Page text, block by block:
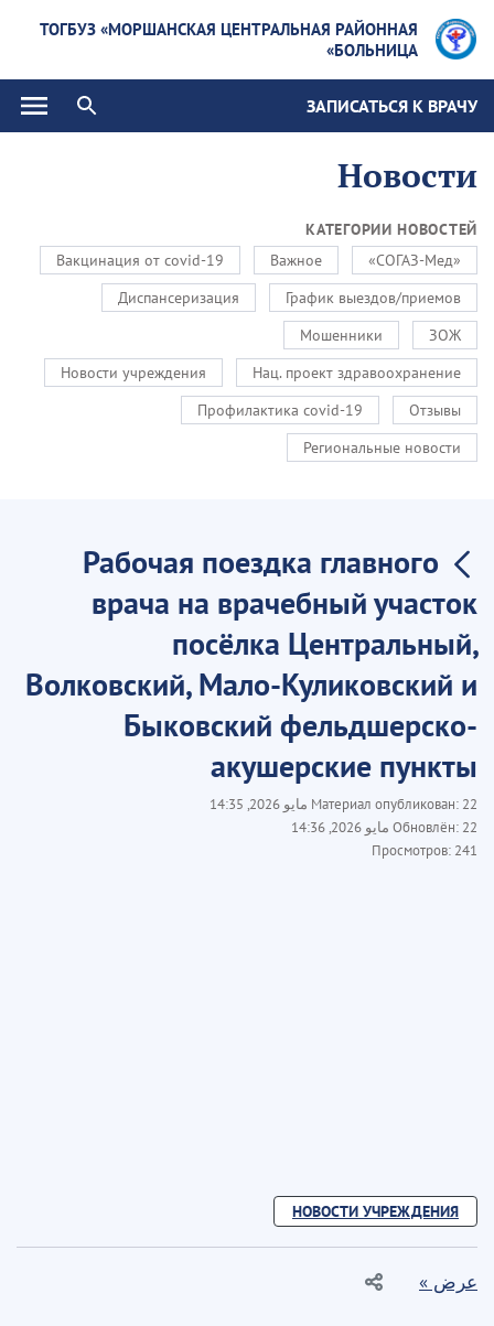
ТОГБУЗ «МОРШАНСКАЯ ЦЕНТРАЛЬНАЯ РАЙОННАЯ
БОЛЬНИЦА»
ЗАПИСАТЬСЯ К ВРАЧУ
Новости
КАТЕГОРИИ НОВОСТЕЙ
«СОГАЗ-Мед»
Важное
Вакцинация от covid-19
График выездов/приемов
Диспансеризация
ЗОЖ
Мошенники
Нац. проект здравоохранение
Новости учреждения
Отзывы
Профилактика covid-19
Региональные новости
Рабочая поездка главного
врача на врачебный участок
посёлка Центральный,
Волковский, Мало-Куликовский и
Быковский фельдшерско-
акушерские пункты
Материал опубликован: 22 مايو 2026, 14:35
Обновлён: 22 مايو 2026, 14:36
Просмотров: 241
НОВОСТИ УЧРЕЖДЕНИЯ
عرض »